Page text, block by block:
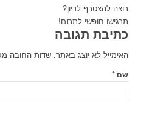
רוצה להצטרף לדיון?
תרגישו חופשי לתרום!
כתיבת תגובה
האימייל לא יוצג באתר. שדות החובה
שם *